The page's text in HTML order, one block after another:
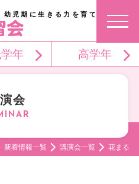
幼児期に生きる力を育てる。
年 高学年
会
新着情報一覧 講演会一覧 花まる ×